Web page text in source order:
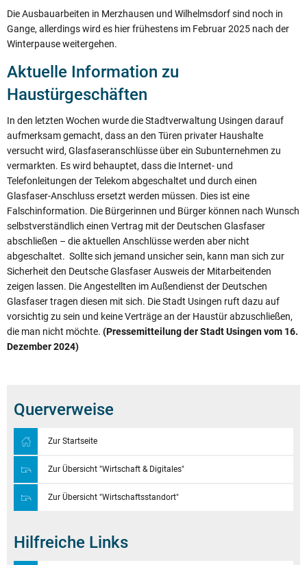
Die Ausbauarbeiten in Merzhausen und Wilhelmsdorf sind noch in
Gange, allerdings wird es hier frühestens im Februar 2025 nach der
Winterpause weitergehen.
Aktuelle Information zu
Haustürgeschäften
In den letzten Wochen wurde die Stadtverwaltung Usingen darauf
aufmerksam gemacht, dass an den Türen privater Haushalte
versucht wird, Glasfaseranschlüsse über ein Subunternehmen zu
vermarkten. Es wird behauptet, dass die Internet- und
Telefonleitungen der Telekom abgeschaltet und durch einen
Glasfaser-Anschluss ersetzt werden müssen. Dies ist eine
Falschinformation. Die Bürgerinnen und Bürger können nach Wunsch
selbstverständlich einen Vertrag mit der Deutschen Glasfaser
abschließen – die aktuellen Anschlüsse werden aber nicht
abgeschaltet. Sollte sich jemand unsicher sein, kann man sich zur
Sicherheit den Deutsche Glasfaser Ausweis der Mitarbeitenden
zeigen lassen. Die Angestellten im Außendienst der Deutschen
Glasfaser tragen diesen mit sich. Die Stadt Usingen ruft dazu auf
vorsichtig zu sein und keine Verträge an der Haustür abzuschließen,
die man nicht möchte. (Pressemitteilung der Stadt Usingen vom 16.
Dezember 2024)
Querverweise
Zur Startseite
Zur Übersicht "Wirtschaft & Digitales"
Zur Übersicht "Wirtschaftsstandort"
Hilfreiche Links